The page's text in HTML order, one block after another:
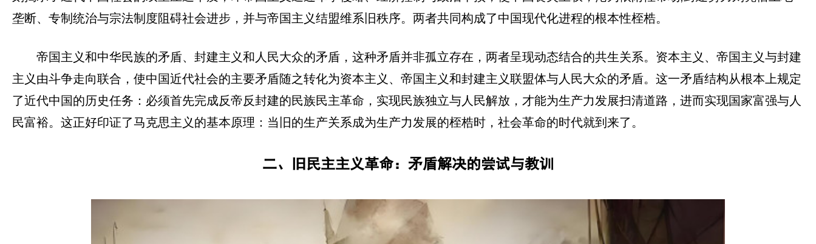
垄断、专制统治与宗法制度阻碍社会进步，并与帝国主义结盟维系旧秩序。两者共同构成了中国现代化进程的根本性桎梏。
帝国主义和中华民族的矛盾、封建主义和人民大众的矛盾，这种矛盾并非孤立存在，两者呈现动态结合的共生关系。资本主义、帝国主义与封建
主义由斗争走向联合，使中国近代社会的主要矛盾随之转化为资本主义、帝国主义和封建主义联盟体与人民大众的矛盾。这一矛盾结构从根本上规定
了近代中国的历史任务：必须首先完成反帝反封建的民族民主革命，实现民族独立与人民解放，才能为生产力发展扫清道路，进而实现国家富强与人
民富裕。这正好印证了马克思主义的基本原理：当旧的生产关系成为生产力发展的桎梏时，社会革命的时代就到来了。
二、旧民主主义革命：矛盾解决的尝试与教训